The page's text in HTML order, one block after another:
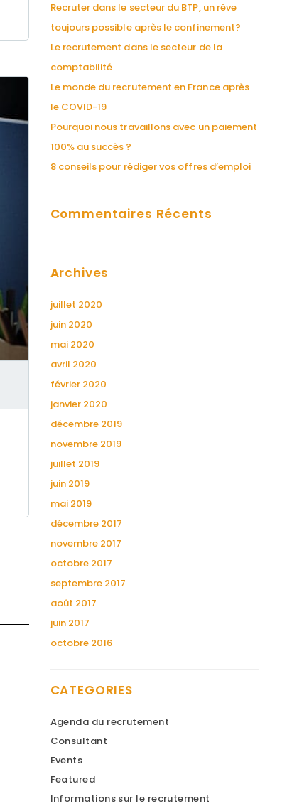
Recruter dans le secteur du BTP, un rêve
toujours possible après le confinement?
Le recrutement dans le secteur de la
comptabilité
Le monde du recrutement en France après
le COVID-19
Pourquoi nous travaillons avec un paiement
100% au succès ?
8 conseils pour rédiger vos offres d’emploi
Commentaires Récents
Archives
juillet 2020
juin 2020
mai 2020
avril 2020
février 2020
janvier 2020
décembre 2019
novembre 2019
juillet 2019
juin 2019
mai 2019
décembre 2017
novembre 2017
octobre 2017
septembre 2017
août 2017
juin 2017
octobre 2016
CATEGORIES
Agenda du recrutement
Consultant
Events
Featured
Informations sur le recrutement